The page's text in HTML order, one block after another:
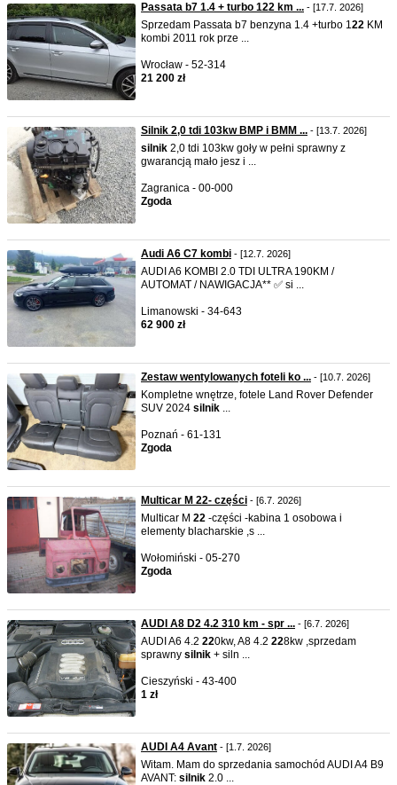
Passata b7 1.4 + turbo 122 km ... - [17.7. 2026]
Sprzedam Passata b7 benzyna 1.4 +turbo 122 KM
kombi 2011 rok prze ...
Wrocław - 52-314
21 200 zł
Silnik 2,0 tdi 103kw BMP i BMM ... - [13.7. 2026]
silnik 2,0 tdi 103kw goły w pełni sprawny z
gwarancją mało jesz i ...
Zagranica - 00-000
Zgoda
Audi A6 C7 kombi - [12.7. 2026]
AUDI A6 KOMBI 2.0 TDI ULTRA 190KM /
AUTOMAT / NAWIGACJA** ✅ si ...
Limanowski - 34-643
62 900 zł
Zestaw wentylowanych foteli ko ... - [10.7. 2026]
Kompletne wnętrze, fotele Land Rover Defender
SUV 2024 silnik ...
Poznań - 61-131
Zgoda
Multicar M 22- części - [6.7. 2026]
Multicar M 22 -części -kabina 1 osobowa i
elementy blacharskie ,s ...
Wołomiński - 05-270
Zgoda
AUDI A8 D2 4.2 310 km - spr ... - [6.7. 2026]
AUDI A6 4.2 220kw, A8 4.2 228kw ,sprzedam
sprawny silnik + siln ...
Cieszyński - 43-400
1 zł
AUDI A4 Avant - [1.7. 2026]
Witam. Mam do sprzedania samochód AUDI A4 B9
AVANT: silnik 2.0 ...